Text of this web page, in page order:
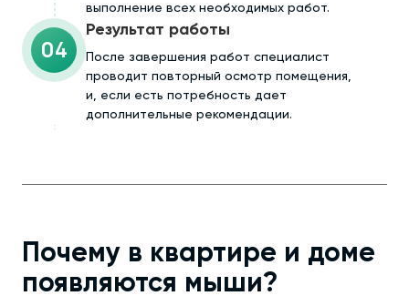
выполнение всех необходимых работ.
04
Результат работы
После завершения работ специалист
проводит повторный осмотр помещения,
и, если есть потребность дает
дополнительные рекомендации.
Почему в квартире и доме
появляются мыши?